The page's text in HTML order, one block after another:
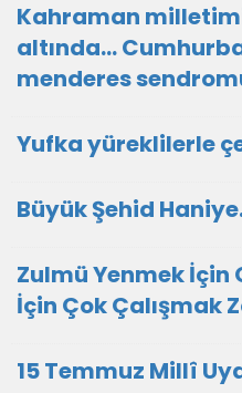
Kahraman
altında…
menderes
Yufka yüreklilerle
Büyük Şehid
Zulmü Yenmek İçin
İçin Çok Çalışmak
15 Temmuz Millî